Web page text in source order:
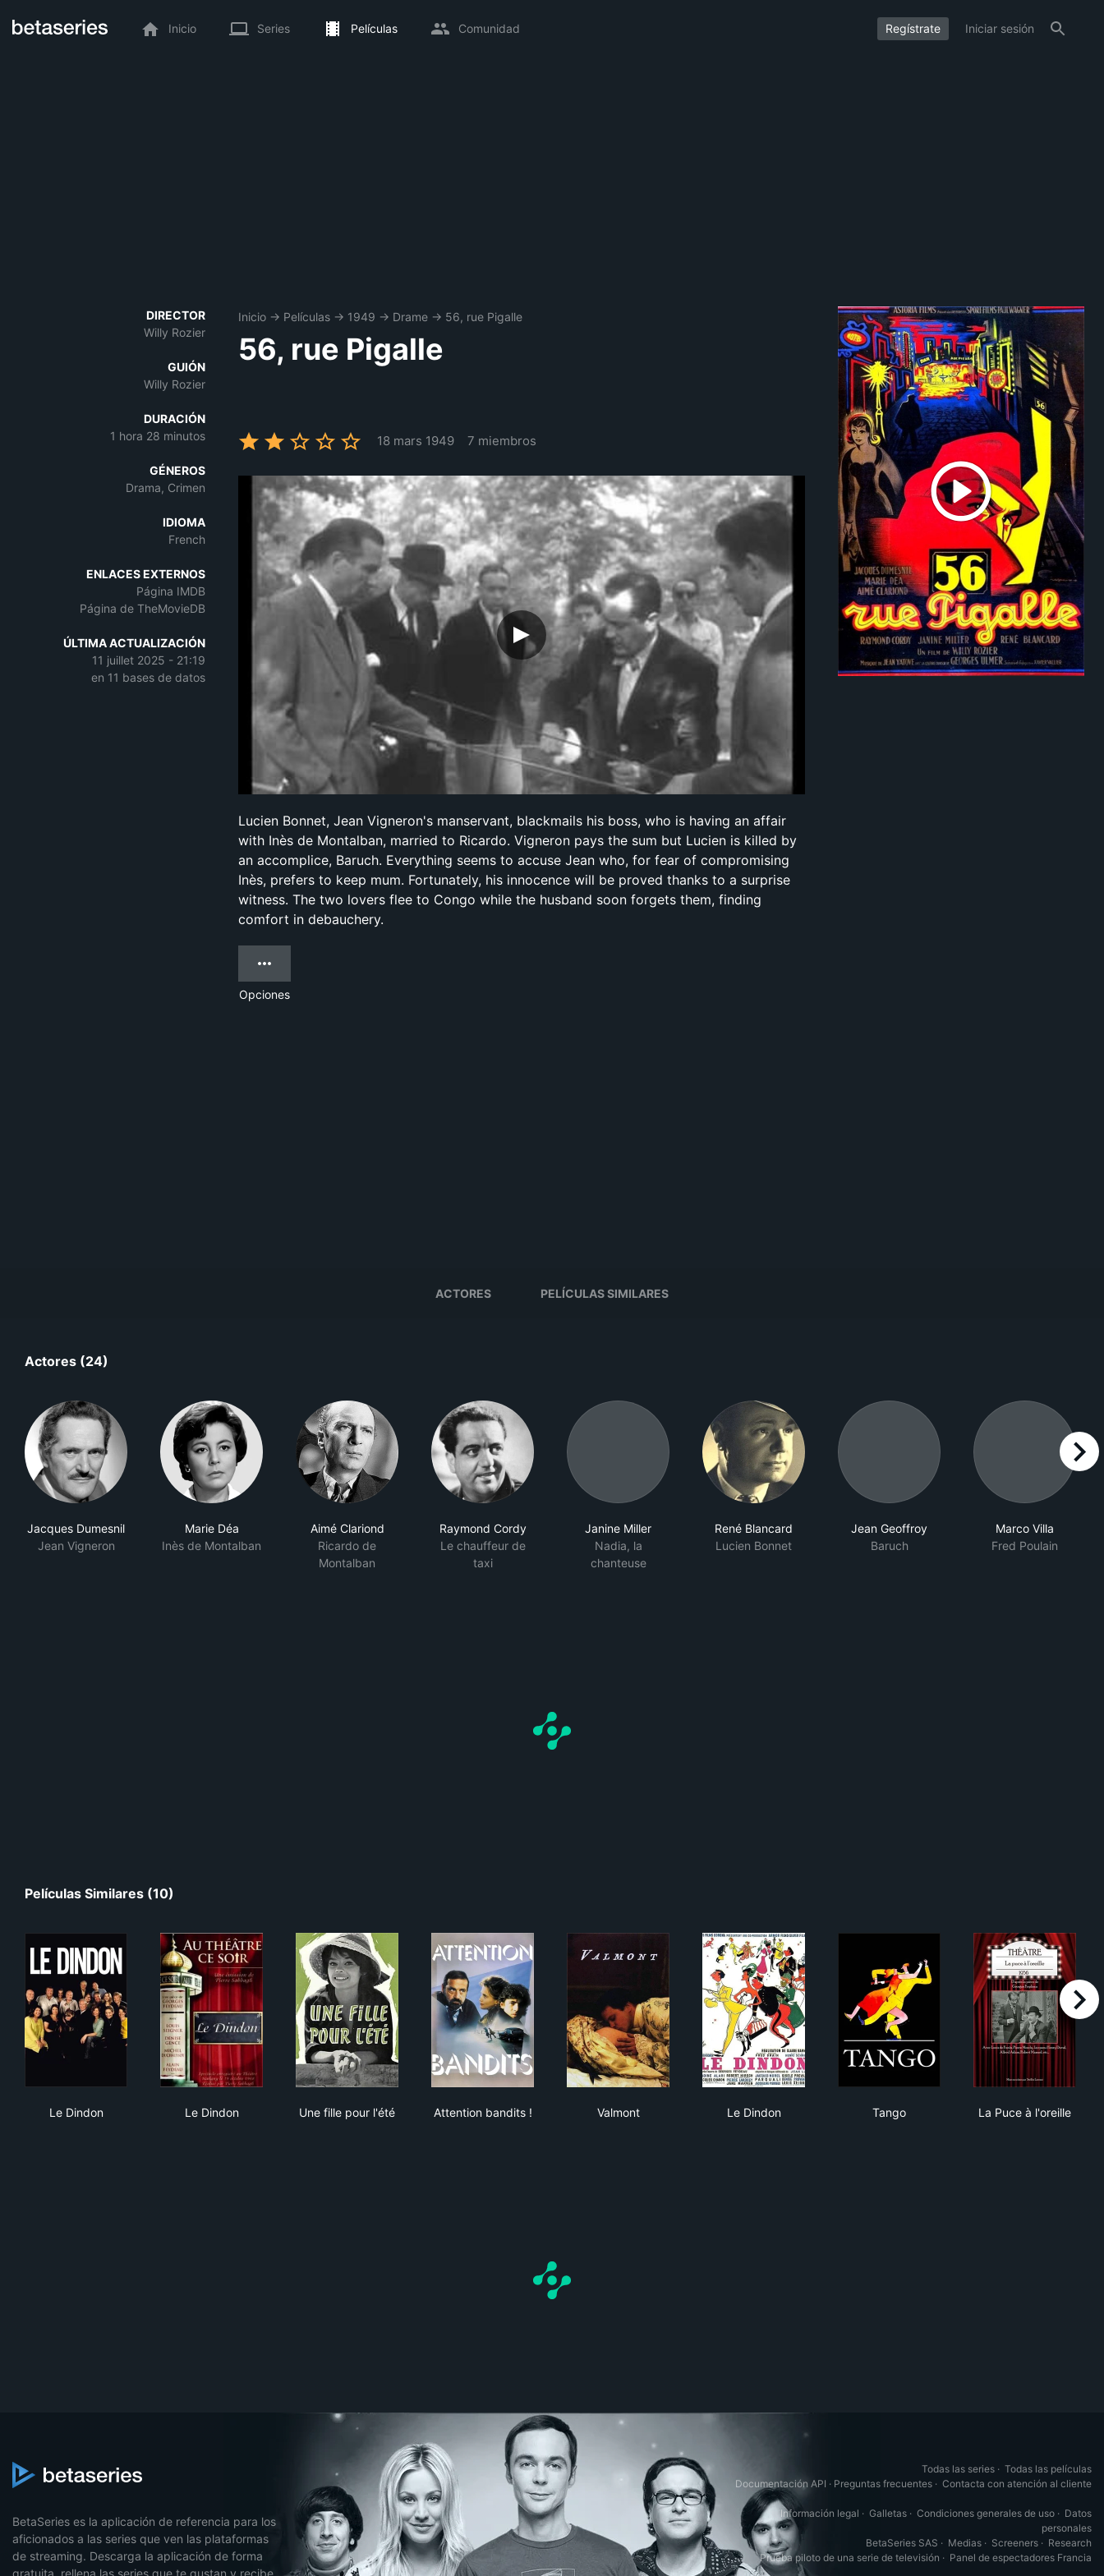
Inicio Series Películas Comunidad Regístrate Iniciar sesión
DIRECTOR
Willy Rozier
GUIÓN
Willy Rozier
DURACIÓN
1 hora 28 minutos
GÉNEROS
Drama, Crimen
IDIOMA
French
ENLACES EXTERNOS
Página IMDB
Página de TheMovieDB
ÚLTIMA ACTUALIZACIÓN
11 juillet 2025 - 21:19
en 11 bases de datos
Inicio → Películas → 1949 → Drame → 56, rue Pigalle
56, rue Pigalle
18 mars 1949 7 miembros
Lucien Bonnet, Jean Vigneron's manservant, blackmails his boss, who is having an affair
with Inès de Montalban, married to Ricardo. Vigneron pays the sum but Lucien is killed by
an accomplice, Baruch. Everything seems to accuse Jean who, for fear of compromising
Inès, prefers to keep mum. Fortunately, his innocence will be proved thanks to a surprise
witness. The two lovers flee to Congo while the husband soon forgets them, finding
comfort in debauchery.
Opciones
ACTORES PELÍCULAS SIMILARES
Actores (24)
Jacques Dumesnil
Jean Vigneron
Marie Déa
Inès de Montalban
Aimé Clariond
Ricardo de
Montalban
Raymond Cordy
Le chauffeur de
taxi
Janine Miller
Nadia, la
chanteuse
René Blancard
Lucien Bonnet
Jean Geoffroy
Baruch
Marco Villa
Fred Poulain
right
Películas Similares (10)
Le Dindon
Le Dindon
Une fille pour l'été
Attention bandits !
Valmont
Le Dindon
Tango
La Puce à l'oreille
right
BetaSeries es la aplicación de referencia para los
aficionados a las series que ven las plataformas
de streaming. Descarga la aplicación de forma
Todas las series · Todas las películas
Documentación API · Preguntas frecuentes · Contacta con atención al cliente
Información legal · Galletas · Condiciones generales de uso · Datos
personales
BetaSeries SAS · Medias · Screeners · Research
Prueba piloto de una serie de televisión · Panel de espectadores Francia